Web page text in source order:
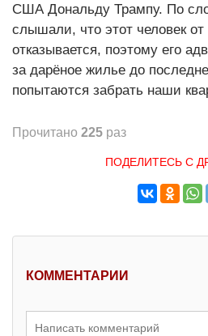
США Дональду Трампу. По
слышали, что этот человек
отказывается, поэтому его
за дарёное жилье до
попытаются забрать наши
Прочитано 225 раз
ПОДЕЛИТЕСЬ С
КОММЕНТАРИИ